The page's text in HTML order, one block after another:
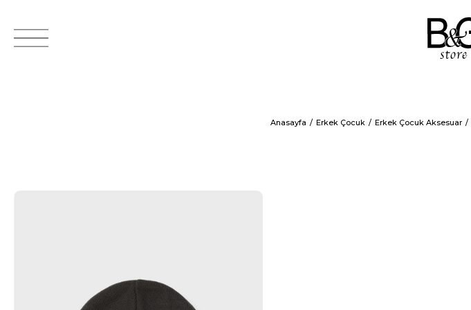
Anasayfa Erkek Çocuk Erkek Çocuk Aksesuar